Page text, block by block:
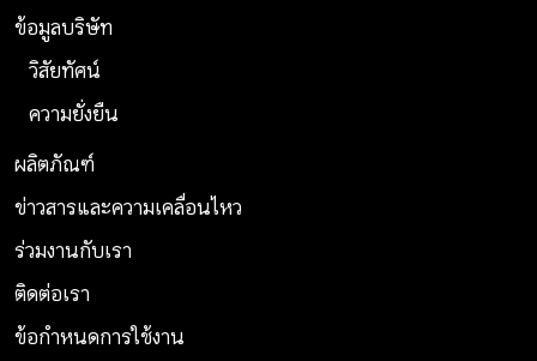
ข้อมูลบริษัท
วิสัยทัศน์
ความยั่งยืน
ผลิตภัณฑ์
ข่าวสารและความเคลื่อนไหว
ร่วมงานกับเรา
ติดต่อเรา
ข้อกำหนดการใช้งาน